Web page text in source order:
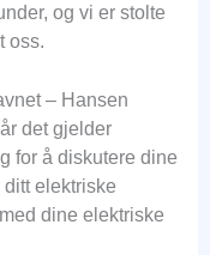
og vi er stolte
oss.
– Hansen
det gjelder
for å diskutere dine
elektriske
dine elektriske